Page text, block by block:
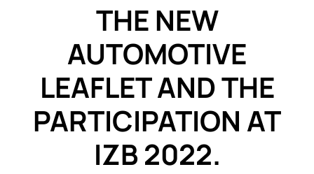
THE NEW
AUTOMOTIVE
LEAFLET AND THE
PARTICIPATION AT
IZB 2022.